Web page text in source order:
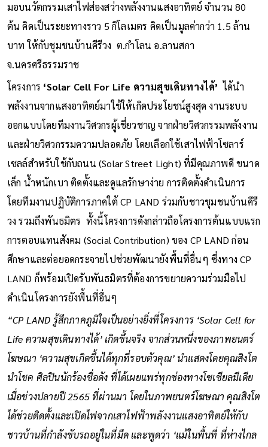
มอบนวัตกรรมเสาไฟส่องสว่างพลังงานแสงอาทิตย์ จำนวน 80
ต้น คิดเป็นระยะทางราว 5 กิโลเมตร คิดเป็นมูลค่ากว่า 1.5 ล้าน
บาท ให้กับชุมชนบ้านคีรีวง ต.กำโลน อ.ลานสกา
จ.นครศรีธรรมราช
โครงการ ‘Solar Cell For Life ความสุขเดินทางได้’ ได้นำ
พลังงานจากแสงอาทิตย์มาใช้ให้เกิดประโยชน์สูงสุด งานระบบ
ออกแบบโดยทีมงานวิศวกรผู้เชี่ยวชาญ จากฝ่ายวิศวกรรมพลังงาน
และฝ่ายวิศวกรรมความปลอดภัย โดยเลือกใช้เสาไฟฟ้าโซลาร์
เซลล์สำหรับใช้กับถนน (Solar Street Light) ที่มีคุณภาพดี ขนาด
เล็ก น้ำหนักเบา ติดตั้งและดูแลรักษาง่าย การติดตั้งดำเนินการ
โดยทีมงานปฏิบัติการภาคใต้ CP LAND ร่วมกับชาวชุมชนบ้านคีรี
วง รวมถึงพันธมิตร ทั้งนี้โครงการดังกล่าวถือโครงการต้นแบบแรก
การตอบแทนสังคม (Social Contribution) ของ CP LAND ก่อน
ศึกษาและต่อยอดกระจายไปช่วยพัฒนายังพื้นที่อื่นๆ ซึ่งทาง CP
LAND ก็พร้อมเปิดรับพันธมิตรที่ต้องการขยายความร่วมมือไป
ดำเนินโครงการยังพื้นที่อื่นๆ
“CP LAND รู้สึกภาคภูมิใจเป็นอย่างยิ่งที่โครงการ ‘Solar Cell for
Life ความสุขเดินทางได้’ เกิดขึ้นจริง จากส่วนหนึ่งของภาพยนตร์
โฆษณา ‘ความสุขเกิดขึ้นได้ทุกที่รอบตัวคุณ’ นำแสดงโดยคุณสิงโต
นำโชค ศิลปินนักร้องชื่อดัง ที่ได้เผยแพร่ทุกช่องทางโซเชียลมีเดีย
เมื่อช่วงปลายปี 2565 ที่ผ่านมา โดยในภาพยนตร์โฆษณา คุณสิงโต
ได้ช่วยติดตั้งและเปิดไฟจากเสาไฟฟ้าพลังงานแสงอาทิตย์ให้กับ
ชาวบ้านที่กำลังขับรถอยู่ในที่มืด และพูดว่า ‘แม้ในพื้นที่ ที่ห่างไกล